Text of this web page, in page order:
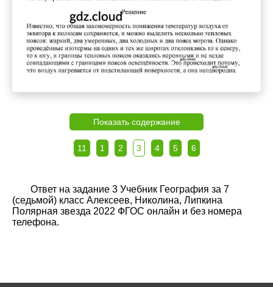
Показать содержание
11 1 2 3 4 5 6
Ответ на задание 3 Учебник География за 7
(седьмой) класс Алексеев, Николина, Липкина
Полярная звезда 2022 ФГОС онлайн и без номера
телефона.